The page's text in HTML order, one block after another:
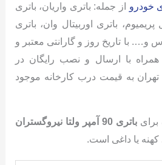
خودرو از جمله: باتری واریان، باتری
باتری اوربیتال وان، باتری
و…. با تاریخ روز و گارانتی معتبر و
با ارسال و نصب رایگان در
22 گانه تهران به قیمت درب کارخانه موجود
برای
باتری 90 آمپر ولتا نیروگستران
کهنه یا داغی است.